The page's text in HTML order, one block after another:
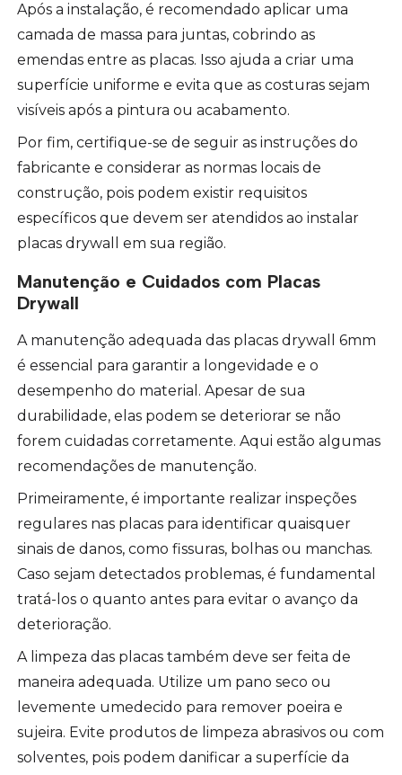
Após a instalação, é recomendado aplicar uma
camada de massa para juntas, cobrindo as
emendas entre as placas. Isso ajuda a criar uma
superfície uniforme e evita que as costuras sejam
visíveis após a pintura ou acabamento.
Por fim, certifique-se de seguir as instruções do
fabricante e considerar as normas locais de
construção, pois podem existir requisitos
específicos que devem ser atendidos ao instalar
placas drywall em sua região.
Manutenção e Cuidados com Placas
Drywall
A manutenção adequada das placas drywall 6mm
é essencial para garantir a longevidade e o
desempenho do material. Apesar de sua
durabilidade, elas podem se deteriorar se não
forem cuidadas corretamente. Aqui estão algumas
recomendações de manutenção.
Primeiramente, é importante realizar inspeções
regulares nas placas para identificar quaisquer
sinais de danos, como fissuras, bolhas ou manchas.
Caso sejam detectados problemas, é fundamental
tratá-los o quanto antes para evitar o avanço da
deterioração.
A limpeza das placas também deve ser feita de
maneira adequada. Utilize um pano seco ou
levemente umedecido para remover poeira e
sujeira. Evite produtos de limpeza abrasivos ou com
solventes, pois podem danificar a superfície da